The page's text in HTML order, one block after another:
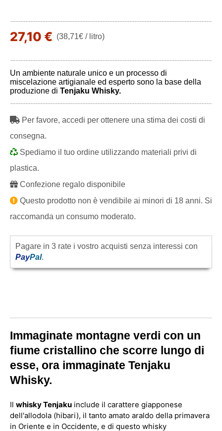
27,10 € (38,71€ / litro)
Un ambiente naturale unico e un processo di
miscelazione artigianale ed esperto sono la base della
produzione di Tenjaku Whisky.
Per favore, accedi per ottenere una stima dei costi di
consegna.
Spediamo il tuo ordine utilizzando materiali privi di
plastica.
Confezione regalo disponibile
Questo prodotto non è vendibile ai minori di 18 anni. Si
raccomanda un consumo moderato.
Pagare in 3 rate i vostro acquisti senza interessi con
PayPal.
Immaginate montagne verdi con un
fiume cristallino che scorre lungo di
esse, ora immaginate Tenjaku
Whisky.
Il whisky Tenjaku include il carattere giapponese
dell'allodola (hibari), il tanto amato araldo della primavera
in Oriente e in Occidente, e di questo whisky